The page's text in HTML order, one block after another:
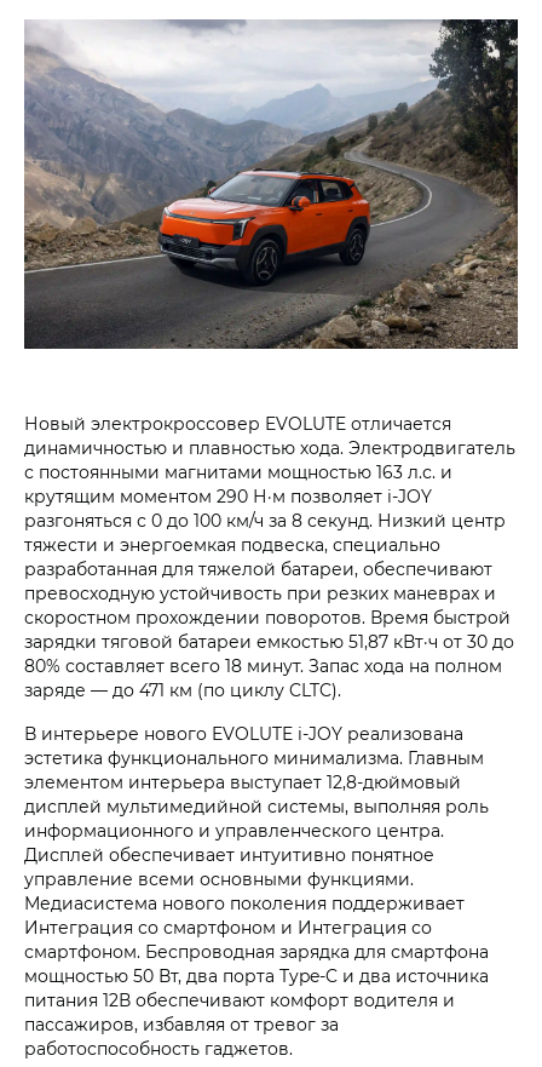
Новый электрокроссовер EVOLUTE отличается
динамичностью и плавностью хода. Электродвигатель
с постоянными магнитами мощностью 163 л.с. и
крутящим моментом 290 Н·м позволяет i‑JOY
разгоняться с 0 до 100 км/ч за 8 секунд. Низкий центр
тяжести и энергоемкая подвеска, специально
разработанная для тяжелой батареи, обеспечивают
превосходную устойчивость при резких маневрах и
скоростном прохождении поворотов. Время быстрой
зарядки тяговой батареи емкостью 51,87 кВт·ч от 30 до
80% составляет всего 18 минут. Запас хода на полном
заряде — до 471 км (по циклу CLTC).
В интерьере нового EVOLUTE i‑JOY реализована
эстетика функционального минимализма. Главным
элементом интерьера выступает 12,8-дюймовый
дисплей мультимедийной системы, выполняя роль
информационного и управленческого центра.
Дисплей обеспечивает интуитивно понятное
управление всеми основными функциями.
Медиасистема нового поколения поддерживает
Интеграция со смартфоном и Интеграция со
смартфоном. Беспроводная зарядка для смартфона
мощностью 50 Вт, два порта Type-C и два источника
питания 12В обеспечивают комфорт водителя и
пассажиров, избавляя от тревог за
работоспособность гаджетов.